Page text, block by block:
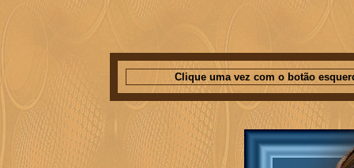
Clique uma vez com o botão